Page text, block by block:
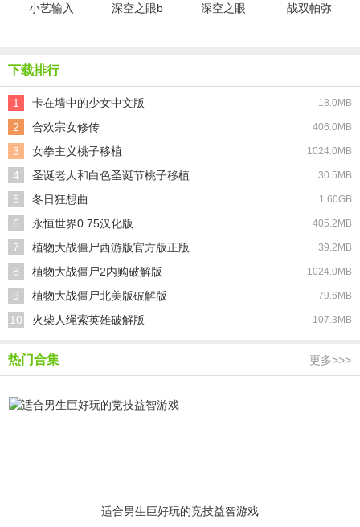
小艺输入
深空之眼b
深空之眼
战双帕弥
下载排行
1 卡在墙中的少女中文版 18.0MB
2 合欢宗女修传 406.0MB
3 女拳主义桃子移植 1024.0MB
4 圣诞老人和白色圣诞节桃子移植 30.5MB
5 冬日狂想曲 1.60GB
6 永恒世界0.75汉化版 405.2MB
7 植物大战僵尸西游版官方版正版 39.2MB
8 植物大战僵尸2内购破解版 1024.0MB
9 植物大战僵尸北美版破解版 79.6MB
10 火柴人绳索英雄破解版 107.3MB
热门合集 更多>>>
适合男生巨好玩的竞技益智游戏